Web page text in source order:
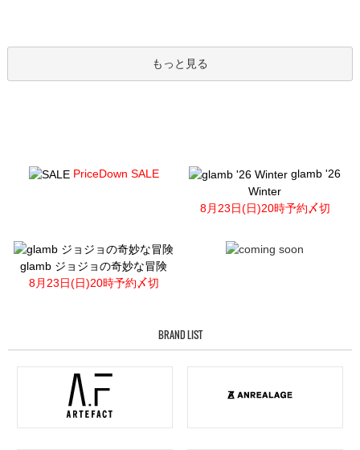
もっと見る
PriceDown SALE
glamb '26
Winter
8月23日(日)20時予約〆切
glamb ジョジョの奇妙な冒険
8月23日(日)20時予約〆切
BRAND LIST